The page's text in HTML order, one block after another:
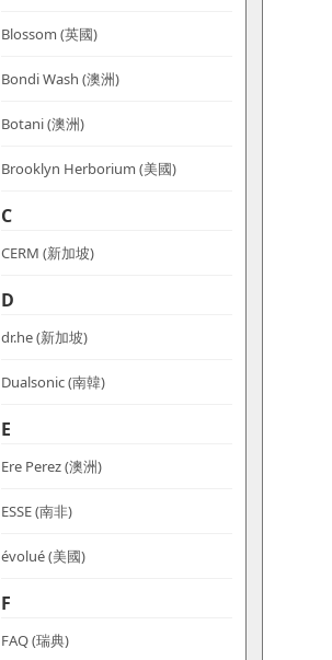
Blossom (英國)
Bondi Wash (澳洲)
Botani (澳洲)
Brooklyn Herborium (美國)
C
CERM (新加坡)
D
dr.he (新加坡)
Dualsonic (南韓)
E
Ere Perez (澳洲)
ESSE (南非)
évolué (美國)
F
FAQ (瑞典)